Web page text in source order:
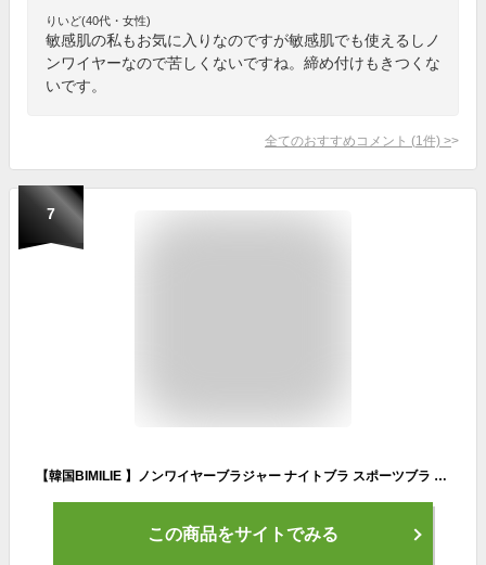
りいど(40代・女性)
敏感肌の私もお気に入りなのですが敏感肌でも使えるしノ
ンワイヤーなので苦しくないですね。締め付けもきつくな
いです。
全てのおすすめコメント (1 件) >
7
【韓国BIMILIE 】ノンワイヤーブラジャー ナイトブラ スポーツブラ ブラジャー ブラジャー ブラ ワイヤーなしブラ ワイヤーなし レディース ホック無し 睡眠用ブラ 夜用 補正 ブラ ナイト ケア 育乳 ノンワイヤー 楽 横流れ 素材もやわらか 伸縮性 フリーサイズ
この商品をサイトでみる